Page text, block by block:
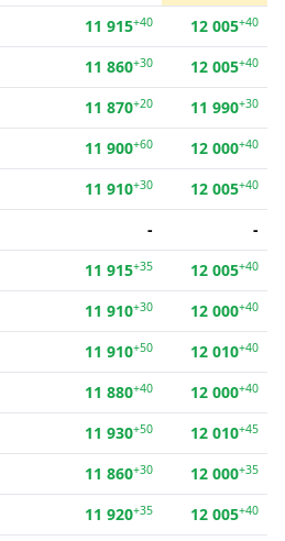
11 915+40 12 005+40
11 860+30 12 005+40
11 870+20 11 990+30
11 900+60 12 000+40
11 910+30 12 005+40
-
-
11 915+35 12 005+40
11 910+30 12 000+40
11 910+50 12 010+40
11 880+40 12 000+40
11 930+50 12 010+45
11 860+30 12 000+35
11 920+35 12 005+40